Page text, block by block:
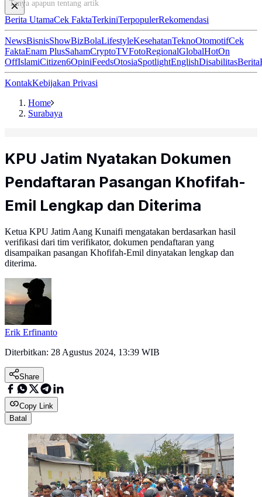
Tanya apapun tentang artikel ini...
Berita UtamaCek FaktaTerkiniTerpopulerRekomendasi
NewsBisnisShowBizBolaLifestyleKesehatanTeknoOtomotifCek
FaktaEnam PlusSahamCryptoTVFotoRegionalGlobalHotOn
OffIslamiCitizen6OpiniFeedsOtosiaSpotlightEnglishDisabilitasBerita
KontakKebijakan Privasi
Home
Surabaya
KPU Jatim Nyatakan Dokumen
Pendaftaran Pasangan Khofifah-
Emil Lengkap dan Diterima
Ketua KPU Jatim Aang Kunaifi mengatakan berdasarkan hasil
verifikasi dari tim verifikator, dokumen pendaftaran yang
disampaikan pasangan Khofifah-Emil dinyatakan lengkap dan
diterima.
Erik Erfinanto
Diterbitkan: 28 Agustus 2024, 13:39 WIB
Share
Copy Link
Batal